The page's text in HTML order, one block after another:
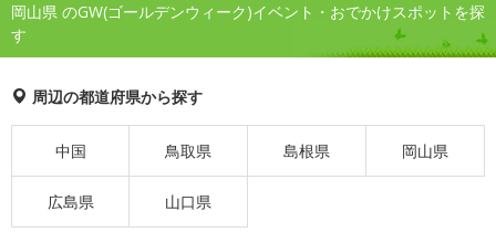
岡山県 のGW(ゴールデンウィーク)イベント・おでかけスポットを探
す
周辺の都道府県から探す
中国 鳥取県 島根県 岡山県
広島県 山口県